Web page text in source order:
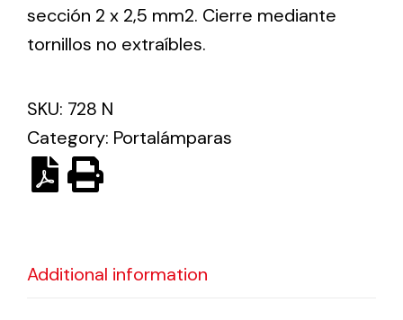
meant a greater offer of ventilation products for
Iluminación Solar
sección 2 x 2,5 mm2. Cierre mediante
tornillos no extraíbles.
SKU: 728 N
Category: Portalámparas
Additional information